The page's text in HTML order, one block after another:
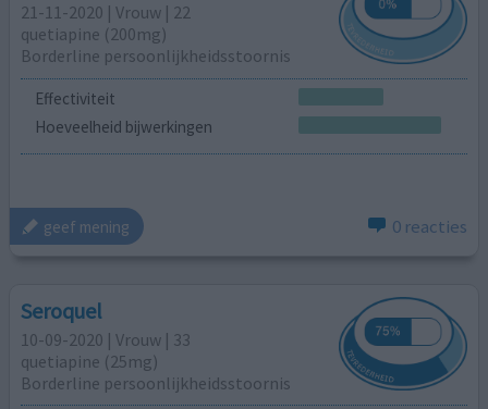
21-11-2020 | Vrouw | 22
quetiapine (200mg)
Borderline persoonlijkheidsstoornis
Effectiviteit
Hoeveelheid bijwerkingen
geef mening 0 reacties
Seroquel
10-09-2020 | Vrouw | 33
quetiapine (25mg)
Borderline persoonlijkheidsstoornis